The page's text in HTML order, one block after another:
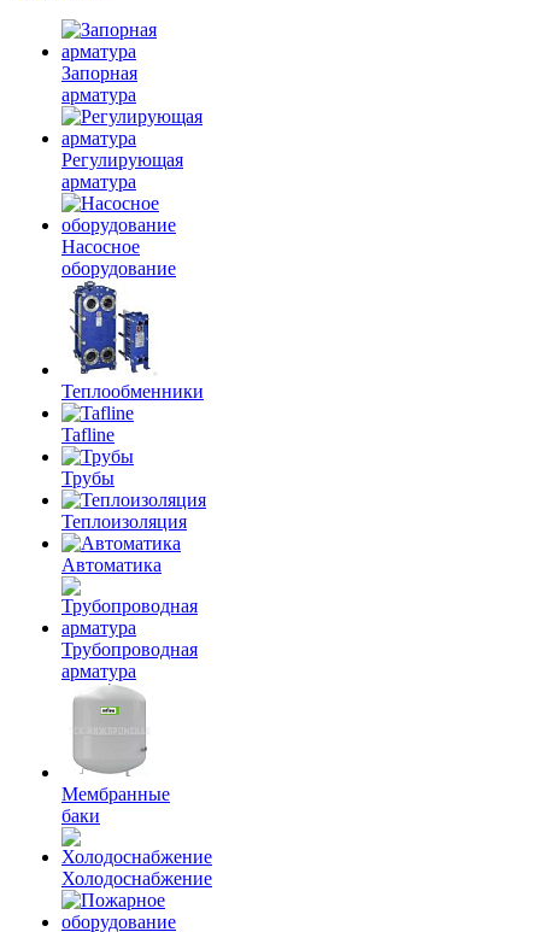
Запорная
арматура
Регулирующая
арматура
Насосное
оборудование
Теплообменники
Tafline
Трубы
Теплоизоляция
Автоматика
Трубопроводная
арматура
Мембранные
баки
Холодоснабжение